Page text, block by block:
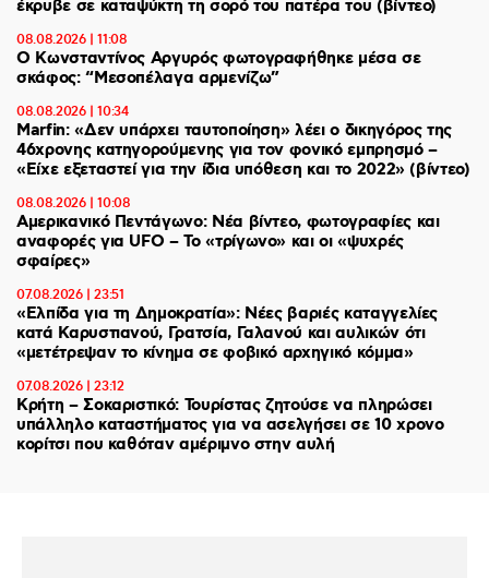
έκρυβε σε καταψύκτη τη σορό του πατέρα του (βίντεο)
08.08.2026 | 11:08
Ο Κωνσταντίνος Αργυρός φωτογραφήθηκε μέσα σε
σκάφος: “Μεσοπέλαγα αρμενίζω”
08.08.2026 | 10:34
Marfin: «Δεν υπάρχει ταυτοποίηση» λέει ο δικηγόρος της
46χρονης κατηγορούμενης για τον φονικό εμπρησμό –
«Είχε εξεταστεί για την ίδια υπόθεση και το 2022» (βίντεο)
08.08.2026 | 10:08
Αμερικανικό Πεντάγωνο: Νέα βίντεο, φωτογραφίες και
αναφορές για UFO – Το «τρίγωνο» και οι «ψυχρές
σφαίρες»
07.08.2026 | 23:51
«Ελπίδα για τη Δημοκρατία»: Νέες βαριές καταγγελίες
κατά Καρυστιανού, Γρατσία, Γαλανού και αυλικών ότι
«μετέτρεψαν το κίνημα σε φοβικό αρχηγικό κόμμα»
07.08.2026 | 23:12
Κρήτη – Σοκαριστικό: Τουρίστας ζητούσε να πληρώσει
υπάλληλο καταστήματος για να ασελγήσει σε 10 χρονο
κορίτσι που καθόταν αμέριμνο στην αυλή